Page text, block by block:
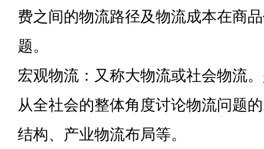
费之间的物流路径及物流成本在商
题。
宏观物流：又称大物流或社会物流
从全社会的整体角度讨论物流问题
结构、产业物流布局等。